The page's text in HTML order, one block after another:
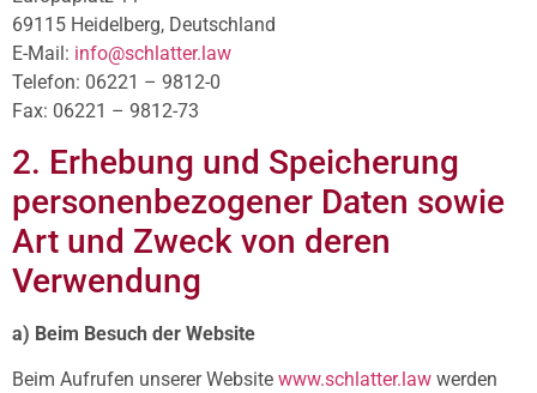
69115 Heidelberg, Deutschland
E-Mail: info@schlatter.law
Telefon: 06221 – 9812-0
Fax: 06221 – 9812-73
2. Erhebung und Speicherung
personenbezogener Daten sowie
Art und Zweck von deren
Verwendung
a) Beim Besuch der Website
Beim Aufrufen unserer Website www.schlatter.law werden